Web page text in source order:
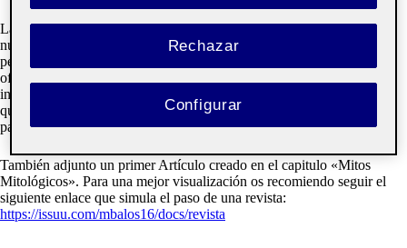
La portada de una revista es el punto de partida en el contacto con
nuestro público objetivo por lo que tiene que ser capaz de capturarle,
pero el interior de esta no puede ser menos. Su propósito es guiar y
ofrecer experiencias a nuestros usuarios además de aportar
información. De este modo, se ha creado un sumario para la revista
que ordena y distribuye todo el contenido que se proporciona en sus
paginas.
También adjunto un primer Artículo creado en el capitulo «Mitos
Mitológicos». Para una mejor visualización os recomiendo seguir el
siguiente enlace que simula el paso de una revista:
https://issuu.com/mbalos16/docs/revista
Rechazar
Configurar